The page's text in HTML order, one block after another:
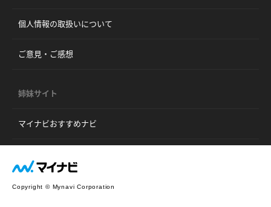
個人情報の取扱いについて
ご意見・ご感想
姉妹サイト
マイナビおすすめナビ
Copyright © Mynavi Corporation